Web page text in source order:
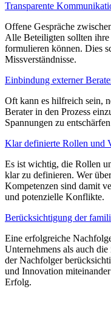
Transparente
Offene Gespräche
Alle Beteiligten sollten
formulieren können. Dies
Missverständnisse.
Einbindung externer
Oft kann es hilfreich sein,
Berater in den Prozess
Spannungen zu
Klar definierte Rollen und
Es ist wichtig, die Rollen
klar zu definieren. Wer
Kompetenzen sind damit
und potenzielle Konflikte.
Berücksichtigung der
Eine erfolgreiche
Unternehmens als auch
der Nachfolger
und Innovation
Erfolg.